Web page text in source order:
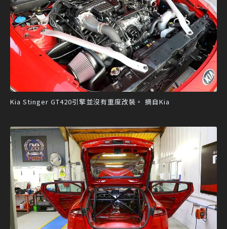
Kia Stinger GT420引擎並沒有重度改裝。 摘自Kia